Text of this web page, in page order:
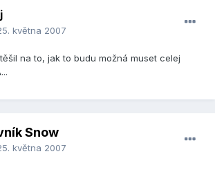
května 2007
na to, jak to budu možná muset celej
Snow
května 2007